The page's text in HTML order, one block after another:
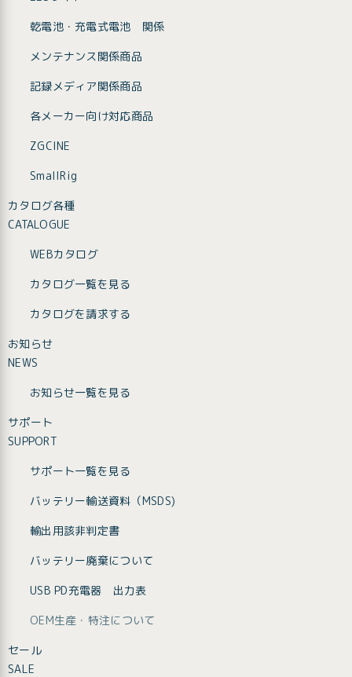
乾電池・充電式電池 関係
メンテナンス関係商品
記録メディア関係商品
各メーカー向け対応商品
ZGCINE
SmallRig
カタログ各種
CATALOGUE
WEBカタログ
カタログ一覧を見る
カタログを請求する
お知らせ
NEWS
お知らせ一覧を見る
サポート
SUPPORT
サポート一覧を見る
バッテリー輸送資料（MSDS)
輸出用該非判定書
バッテリー廃棄について
USB PD充電器 出力表
OEM生産・特注について
セール
SALE